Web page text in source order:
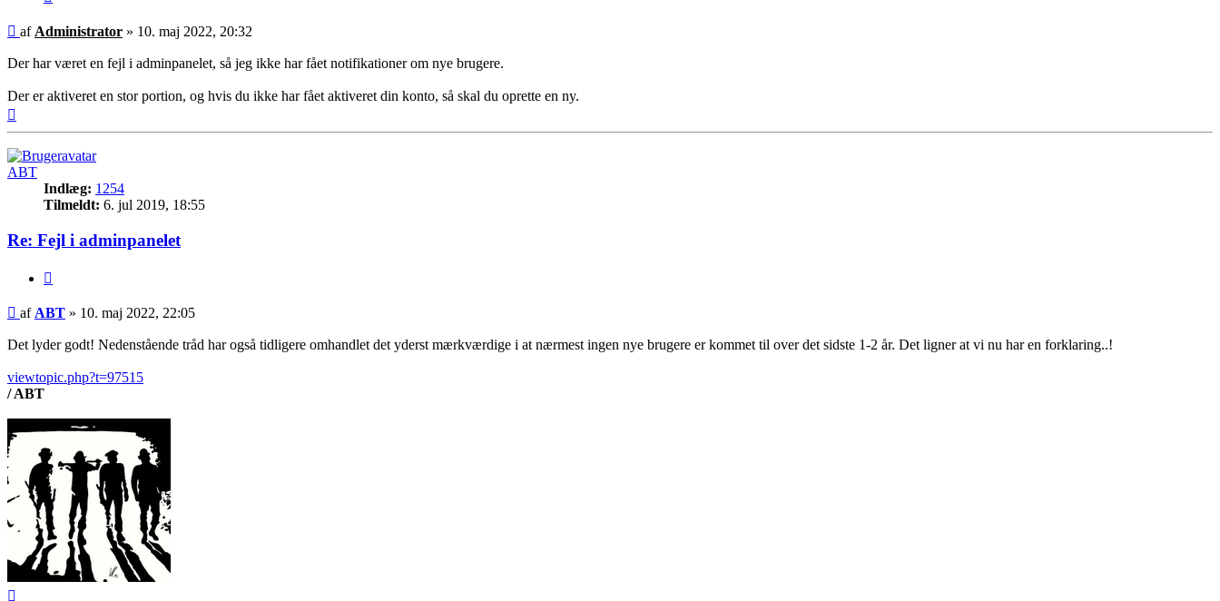
Indlæg
af Administrator » 10. maj 2022, 20:32
Der har været en fejl i adminpanelet, så jeg ikke har fået notifikationer om nye brugere.
Der er aktiveret en stor portion, og hvis du ikke har fået aktiveret din konto, så skal du oprette en ny.
ABT
Indlæg: 1254
Tilmeldt: 6. jul 2019, 18:55
Re: Fejl i adminpanelet
Indlæg
af ABT » 10. maj 2022, 22:05
Det lyder godt! Nedenstående tråd har også tidligere omhandlet det yderst mærkværdige i at nærmest ingen nye brugere er kommet til over det sidste 1-2 år. Det ligner at vi nu har en forklaring..!
viewtopic.php?t=97515
/ ABT